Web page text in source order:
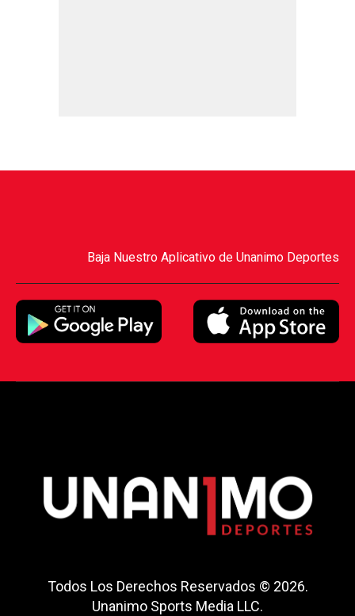
Baja Nuestro Aplicativo de Unanimo Deportes
Todos Los Derechos Reservados © 2026.
Unanimo Sports Media LLC.